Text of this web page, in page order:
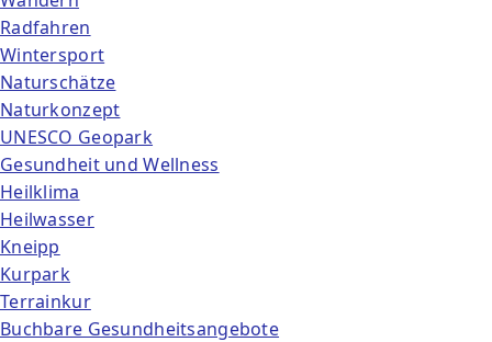
Radfahren
Wintersport
Naturschätze
Naturkonzept
UNESCO Geopark
Gesundheit und Wellness
Heilklima
Heilwasser
Kneipp
Kurpark
Terrainkur
Buchbare Gesundheitsangebote